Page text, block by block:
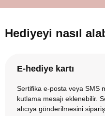
Hediyeyi nasıl
E-hediye kartı
Sertifika e-posta veya SMS
kutlama mesajı eklenebilir.
alıcıya gönderilmesini